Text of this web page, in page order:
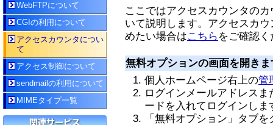
ここではアクセスカウンタの
いて説明します。アクセスカ
めたい場合はこちら をご確認
無料オプションの画面を開きま
個人ホームページ右上の管
ログインメールアドレス
ードを入れてログインしま
「無料オプション」タブ
WebFTPについて
CGIの利用について
アクセスカウンタについ
て
アクセス制御について
sendmailの利用について
MIMEタイプ一覧